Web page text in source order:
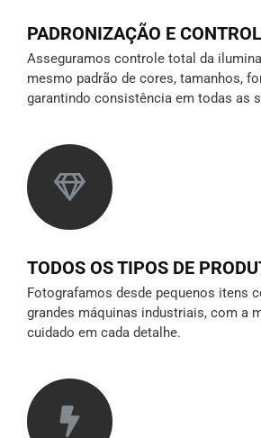
PADRONIZAÇÃO E
Asseguramos controle total da
mesmo padrão de cores, tamanhos,
garantindo consistência em todas as
TODOS OS TIPOS DE
Fotografamos desde pequenos itens
grandes máquinas industriais, com a
cuidado em cada detalhe.